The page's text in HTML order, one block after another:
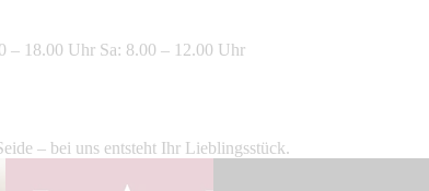
– 18.00 Uhr Sa: 8.00 – 12.00 Uhr
– bei uns entsteht Ihr Lieblingsstück.